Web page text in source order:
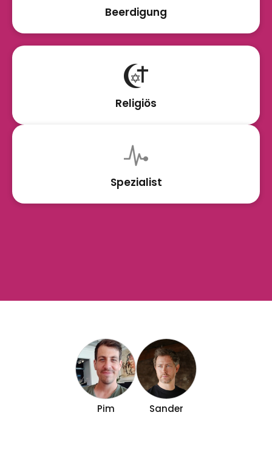
Beerdigung
Religiös
Spezialist
Pim Sander